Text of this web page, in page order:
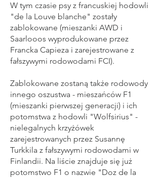
W tym czasie psy z francuskiej hodowli
"de la Louve blanche" zostały
zablokowane (mieszanki AWD i
Saarlooos wyprodukowane przez
Francka Capieza i zarejestrowane z
fałszywymi rodowodami FCI).
Zablokowane zostaną także rodowody
innego oszustwa - mieszańców F1
(mieszanki pierwszej generacji) i ich
potomstwa z hodowli "Wolfsirius" -
nielegalnych krzyżówek
zarejestrowanych przez Susannę
Turkkila z fałszywymi rodowodami w
Finlandii. Na liście znajduje się już
potomstwo F1 o nazwie "Doz de la